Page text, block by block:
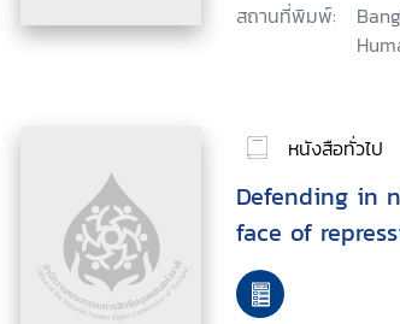
สถานที่พิมพ์:
หนังสือทั่วไป
Defending in
face of